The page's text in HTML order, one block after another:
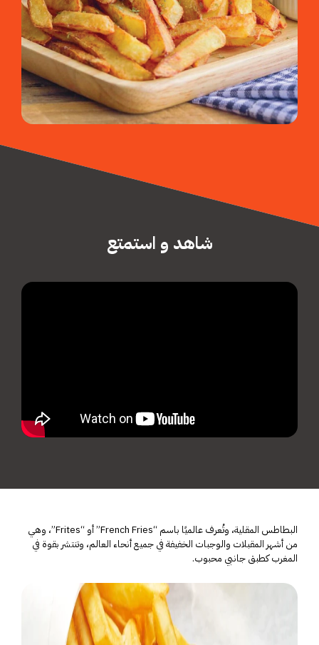
شاهد و استمتع
البطاطس المقلية، وتُعرف عالميًا باسم “French Fries” أو “Frites”، وهي
من أشهر المقبلات والوجبات الخفيفة في جميع أنحاء العالم، وتنتشر بقوة في
المغرب كطبق جانبي محبوب.